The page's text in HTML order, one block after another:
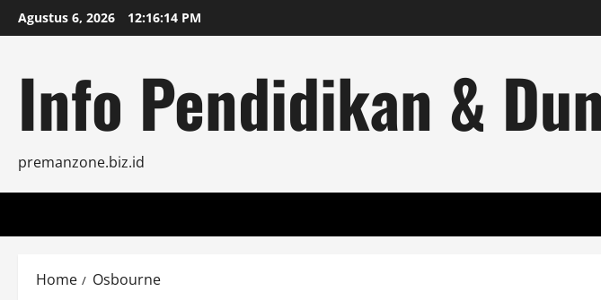
Skip
to
Agustus 6, 2026 12:16:15 PM
Info Pendidikan &
premanzone.biz.id
Home Osbourne